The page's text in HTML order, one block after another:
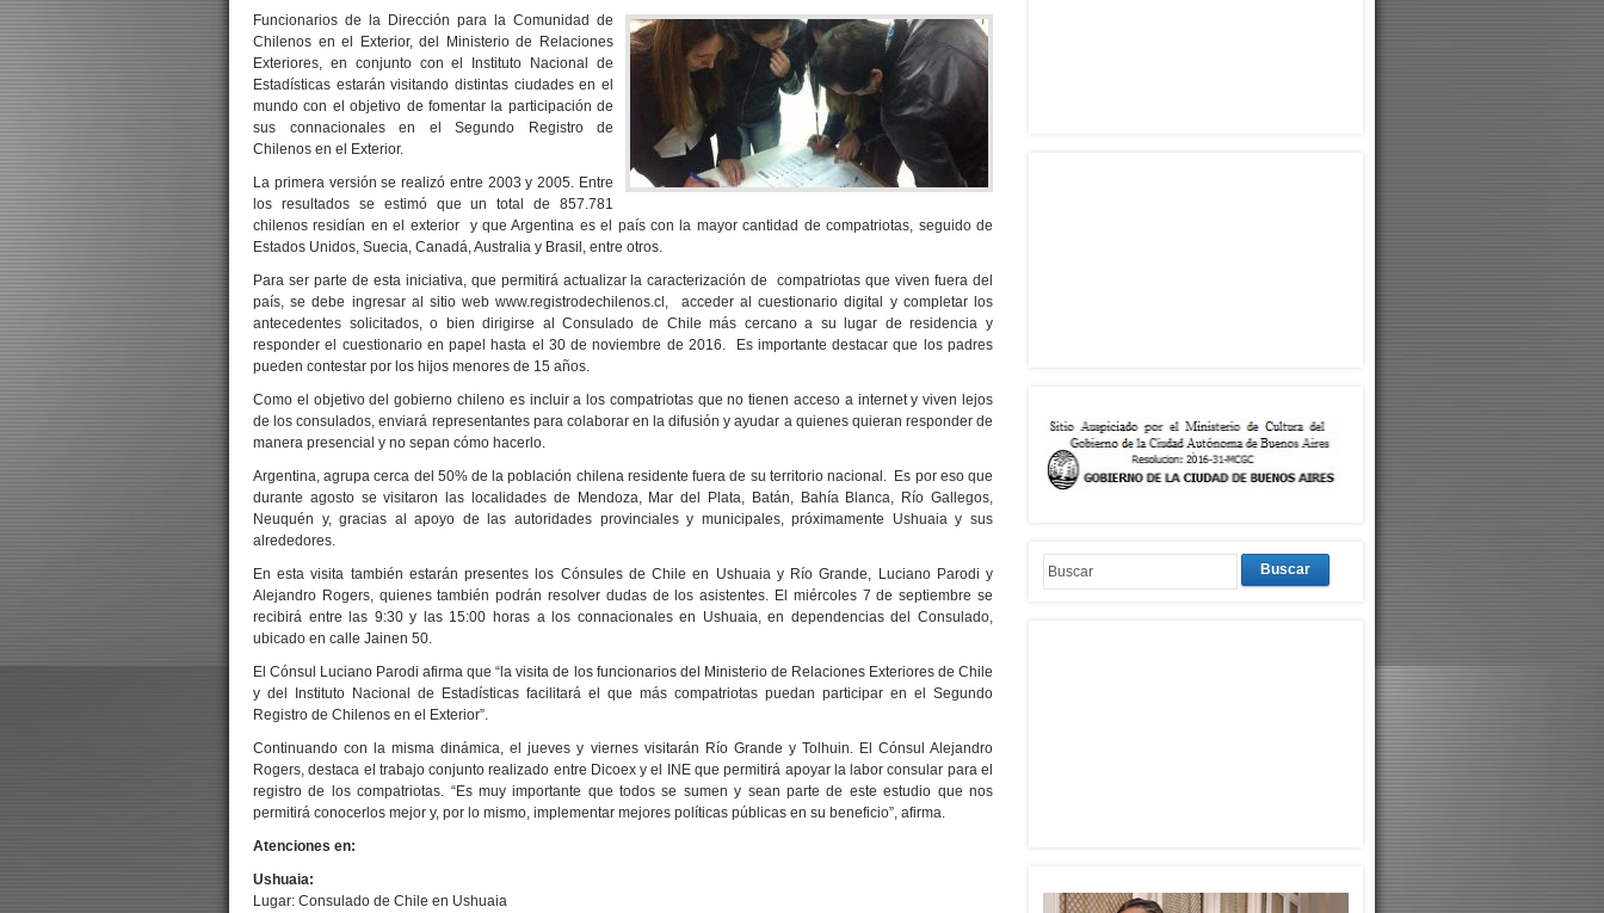
Funcionarios de la Dirección para la Comunidad de
Chilenos en el Exterior, del Ministerio de Relaciones
Exteriores, en conjunto con el Instituto Nacional de
Estadísticas estarán visitando distintas ciudades en el
mundo con el objetivo de fomentar la participación de
sus connacionales en el Segundo Registro de
Chilenos en el Exterior.
La primera versión se realizó entre 2003 y 2005. Entre
los resultados se estimó que un total de 857.781
chilenos residían en el exterior y que Argentina es el país con la mayor cantidad de compatriotas, seguido de
Estados Unidos, Suecia, Canadá, Australia y Brasil, entre otros.
Para ser parte de esta iniciativa, que permitirá actualizar la caracterización de compatriotas que viven fuera del
país, se debe ingresar al sitio web www.registrodechilenos.cl, acceder al cuestionario digital y completar los
antecedentes solicitados, o bien dirigirse al Consulado de Chile más cercano a su lugar de residencia y
responder el cuestionario en papel hasta el 30 de noviembre de 2016. Es importante destacar que los padres
pueden contestar por los hijos menores de 15 años.
Como el objetivo del gobierno chileno es incluir a los compatriotas que no tienen acceso a internet y viven lejos
de los consulados, enviará representantes para colaborar en la difusión y ayudar a quienes quieran responder de
manera presencial y no sepan cómo hacerlo.
Argentina, agrupa cerca del 50% de la población chilena residente fuera de su territorio nacional. Es por eso que
durante agosto se visitaron las localidades de Mendoza, Mar del Plata, Batán, Bahía Blanca, Río Gallegos,
Neuquén y, gracias al apoyo de las autoridades provinciales y municipales, próximamente Ushuaia y sus
alrededores.
En esta visita también estarán presentes los Cónsules de Chile en Ushuaia y Río Grande, Luciano Parodi y
Alejandro Rogers, quienes también podrán resolver dudas de los asistentes. El miércoles 7 de septiembre se
recibirá entre las 9:30 y las 15:00 horas a los connacionales en Ushuaia, en dependencias del Consulado,
ubicado en calle Jainen 50.
El Cónsul Luciano Parodi afirma que “la visita de los funcionarios del Ministerio de Relaciones Exteriores de Chile
y del Instituto Nacional de Estadísticas facilitará el que más compatriotas puedan participar en el Segundo
Registro de Chilenos en el Exterior”.
Continuando con la misma dinámica, el jueves y viernes visitarán Río Grande y Tolhuin. El Cónsul Alejandro
Rogers, destaca el trabajo conjunto realizado entre Dicoex y el INE que permitirá apoyar la labor consular para el
registro de los compatriotas. “Es muy importante que todos se sumen y sean parte de este estudio que nos
permitirá conocerlos mejor y, por lo mismo, implementar mejores políticas públicas en su beneficio”, afirma.
Atenciones en:
Ushuaia:
Lugar: Consulado de Chile en Ushuaia
Buscar